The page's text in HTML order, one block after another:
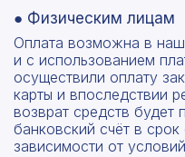
● Физическим лицам
Оплата возможна в
и с использованием
осуществили оплату
карты и впоследствии
возврат средств будет
банковский счёт в
зависимости от